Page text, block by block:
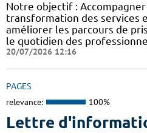
Notre objectif :
transformation des services
améliorer les parcours de
le quotidien des
20/07/2026 12:16
PAGES
relevance: 100%
Lettre